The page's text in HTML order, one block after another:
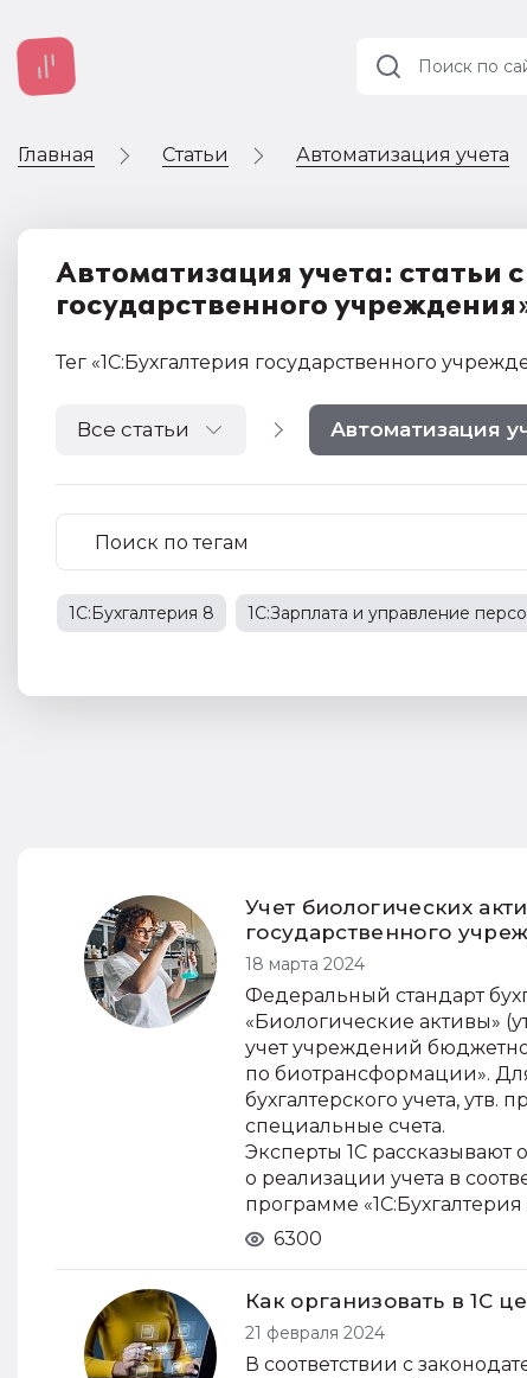
Главная Статьи Автоматизация учета
Автоматизация учета: статьи
государственного
Тег «1С:Бухгалтерия государственного
Все статьи Автоматизация
1С:Бухгалтерия 8 1С:Зарплата и управление
Учет биологических
государственного
18 марта 2024
Федеральный стандарт
«Биологические активы»
учет учреждений
по биотрансформации».
бухгалтерского учета,
специальные счета.
Эксперты 1С рассказывают
о реализации учета в
программе
6300
Как организовать в 1С
21 февраля 2024
В соответствии с
Учет и